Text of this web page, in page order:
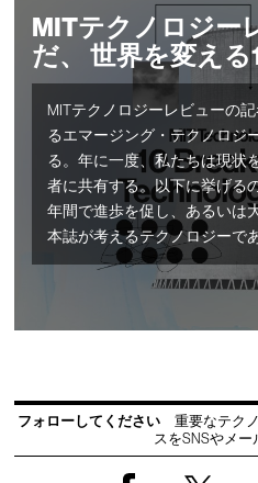
MITテクノロジー
だ、 世界を変え
MITテクノロジーレビューの
るエマージング・テクノロジ
る。年に一度、私たちは現状
者に共有する。以下に挙げる
年間で進歩を促し、あるいは
本誌が考えるテクノロジーで
フォローしてください
重要なテク
スをSNSやメ